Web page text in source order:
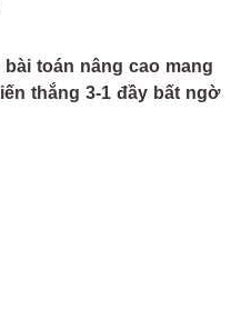
toán nâng cao mang
thắng 3-1 đầy bất ngờ